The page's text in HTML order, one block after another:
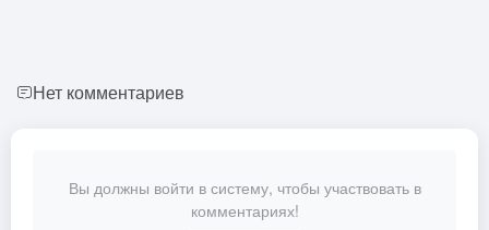
Нет комментариев
Вы должны войти в систему, чтобы участвовать в
комментариях!